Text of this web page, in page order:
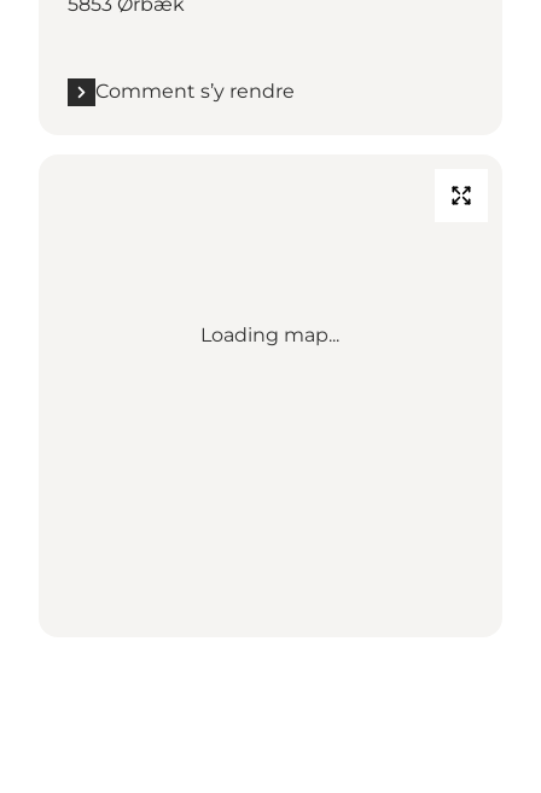
5853 Ørbæk
Comment s’y rendre
Loading map...